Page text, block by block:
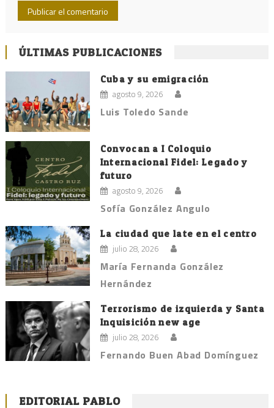
ÚLTIMAS PUBLICACIONES
Cuba y su emigración
agosto 9, 2026
Luis Toledo Sande
Convocan a I Coloquio
Internacional Fidel: Legado y
futuro
agosto 9, 2026
Sofía González Angulo
La ciudad que late en el centro
julio 28, 2026
María Fernanda González
Hernández
Terrorismo de izquierda y Santa
Inquisición new age
julio 28, 2026
Fernando Buen Abad Domínguez
EDITORIAL PABLO